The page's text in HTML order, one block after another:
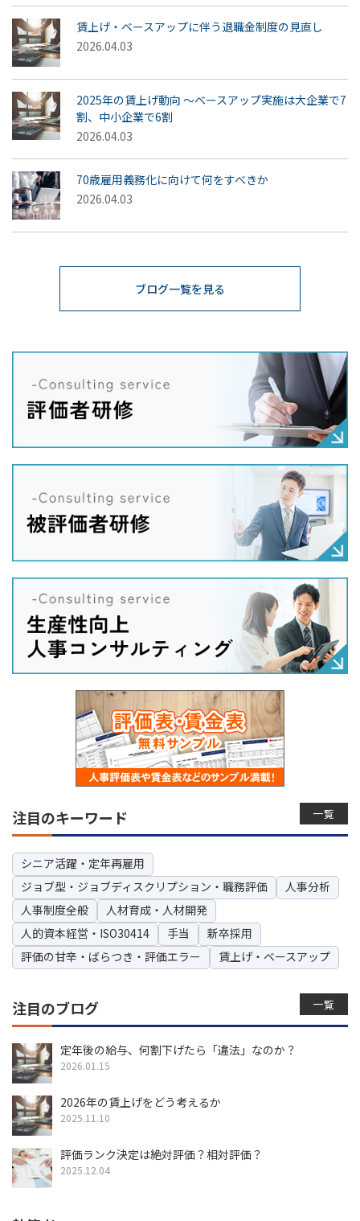
賃上げ・ベースアップに伴う退職金制度の見直し
2026.04.03
2025年の賃上げ動向 ～ベースアップ実施は大企業で7
割、中小企業で6割
2026.04.03
70歳雇用義務化に向けて何をすべきか
2026.04.03
ブログ一覧を見る
一覧
注目のキーワード
シニア活躍・定年再雇用
ジョブ型・ジョブディスクリプション・職務評価
人事分析
人事制度全般
人材育成・人材開発
人的資本経営・ISO30414
手当
新卒採用
評価の甘辛・ばらつき・評価エラー
賃上げ・ベースアップ
一覧
注目のブログ
定年後の給与、何割下げたら「違法」なのか？
2026.01.15
2026年の賃上げをどう考えるか
2025.11.10
評価ランク決定は絶対評価？相対評価？
2025.12.04